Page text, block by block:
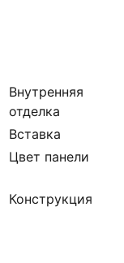
Внутренняя
отделка
Вставка
Цвет панели
Конструкция